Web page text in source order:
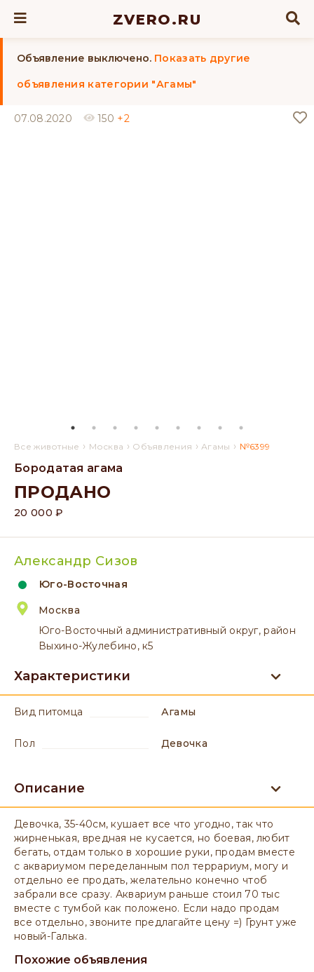
ZVERO.RU
Объявление выключено. Показать другие
объявления категории "Агамы"
07.08.2020 150 +2
Все животные › Москва › Объявления ›Агамы › №6399
Бородатая агама
ПРОДАНО
20 000 ₽
Александр Сизов
Юго-Восточная
Москва
Юго-Восточный административный округ, район
Выхино-Жулебино, к5
Характеристики
вид питомца Агамы
пол девочка
Описание
Девочка, 35-40см, кушает все что угодно, так что
жирненькая, вредная не кусается, но боевая, любит
бегать, отдам только в хорошие руки, продам вместе
c аквариумом переделанным пол террариум, могу и
отдельно ее продать, желательно конечно чтоб
забрали все сразу. Аквариум раньше стоил 70 тыс
вместе с тумбой как положено. Если надо продам
все отдельно, звоните предлагайте цену =) Грунт уже
новый-Галька.
Похожие объявления